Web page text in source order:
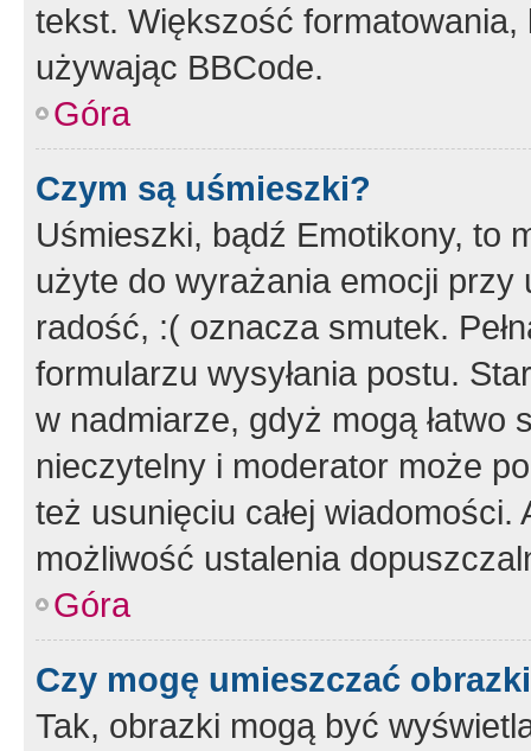
tekst. Większość
używając BBCode.
Góra
Czym są uśmieszki?
Uśmieszki, bądź Emotikony, to
użyte do wyrażania emocji
radość, :( oznacza smutek.
formularzu wysyłania postu.
w nadmiarze, gdyż mogą
nieczytelny i moderator może
też usunięciu całej
możliwość ustalenia
Góra
Czy mogę umieszczać
Tak, obrazki mogą być